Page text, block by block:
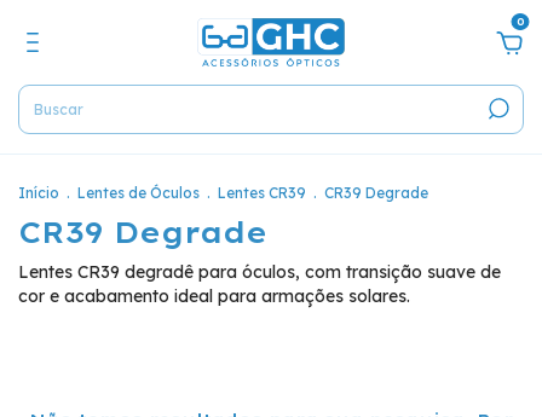
0
Início . Lentes de Óculos . Lentes CR39 . CR39 Degrade
CR39 Degrade
Lentes CR39 degradê para óculos, com transição suave de
cor e acabamento ideal para armações solares.